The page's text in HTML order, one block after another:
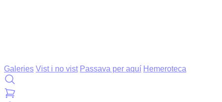
Galeries Vist i no vist Passava per aquí Hemeroteca